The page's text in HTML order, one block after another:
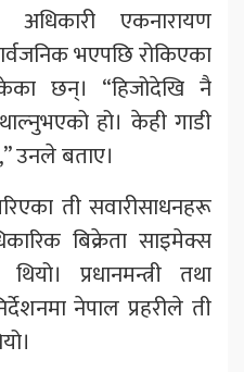
एकनारायण
भएपछि रोकिएका
छन्। “हिजोदेखि नै
हो। केही गाडी
उनले बताए।
ती सवारीसाधनहरू
बिक्रेता साइमेक्स
प्रधानमन्त्री तथा
नेपाल प्रहरीले ती